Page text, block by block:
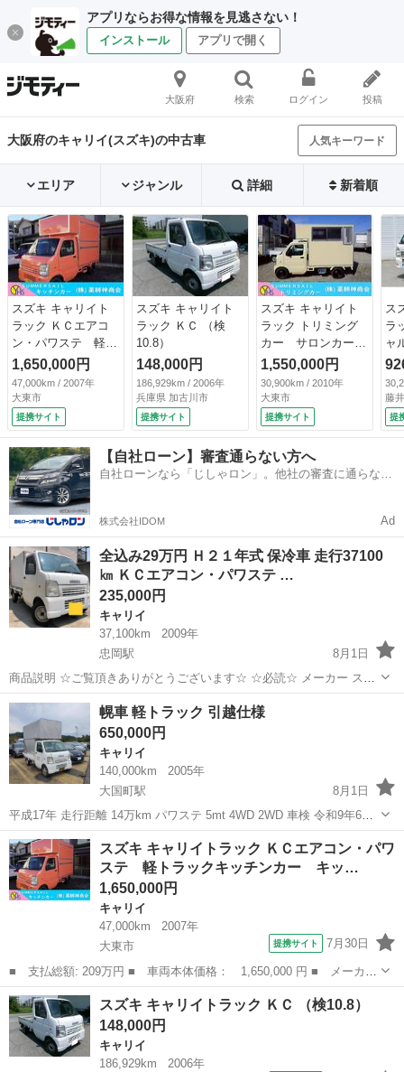
アプリならお得な情報を見逃さない！
インストール アプリで開く
大阪府 検索 ログイン 投稿
大阪府のキャリイ(スズキ)の中古車 人気キーワード
エリア ジャンル 詳細 新着順
スズキ キャリイト
ラック ＫＣエアコ
ン・パワステ 軽ト
ラックキッチンカ
ー キッチンカー
移動販売車 ケータ
リングカー フード
トラック 小型キッ
チンカー 小型移動
販売車 ＢＯＸ新
品 シンク 換気
扇 窓サッシ タン
ク 作業台 照明
ソフトクリーム
（車検整備付）
1,650,000円
47,000km / 2007年
大東市
提携サイト
スズキ キャリイト
ラック ＫＣ （検
10.8）
148,000円
186,929km / 2006年
兵庫県 加古川市
提携サイト
スズキ キャリイト
ラック トリミング
カー サロンカー
出張トリミング 出
張サロン 出張ペッ
トサロンカー 出張
サロンカー 出張ト
リミングカー ドッ
グバス 照明 電
源 床 小窓 出入
口ドア タンク シ
ンカー 小型トリミ
ングカー （なし）
1,550,000円
30,900km / 2010年
大東市
提携サイト
ス
ラ
ャ
Ｔ
シ
車
り
ラ
藤
提
【自社ローン】審査通らない方へ
自社ローンなら「じしゃロン」。他社の審査に通らなか
株式会社IDOM Ad
全込み29万円 Ｈ２１年式 保冷車 走行37100
㎞ ＫＣエアコン・パワステ …
235,000円
キャリイ
37,100km
2009年
忠岡駅
8月1日
商品説明 ☆ご覧頂きありがとうございます☆ ☆必読☆ メーカー スズ
キ 車種 キャリイトラック グレード ＫＣエアコン・パワステ 年式 平大阪 和泉市 忠岡駅 キャリイ
幌車 軽トラック 引越仕様
650,000円
キャリイ
140,000km
2005年
大国町駅
8月1日
平成17年 走行距離 14万km パワステ 5mt 4WD 2WD 車検 令和9年6月
29日 ETC アルミ幌荷台 高さ213cm 荷台の製作に38万円ほどの費用が
かかりました。荷台に会社の宣伝シールが貼っています。 ...
大阪 大阪市 大国町駅 キャリイ スズキキャリィ
スズキ キャリイトラック ＫＣエアコン・パワ
ステ 軽トラックキッチンカー キッ…
1,650,000円
キャリイ
47,000km
2007年
大東市
提携サイト 7月30日
■ 支払総額: 209万円 ■ 車両本体価格： 1,650,000 円 ■ メーカー
名： スズキ ■ 車種名： キャリイトラック ■ グレード名： Ｋ
Ｃエアコン・パワステ 軽トラックキッチンカー キッチンカー 移
動販売車 ...
大阪 大東市 キャリイ
スズキ キャリイトラック ＫＣ （検10.8）
148,000円
キャリイ
186,929km
2006年